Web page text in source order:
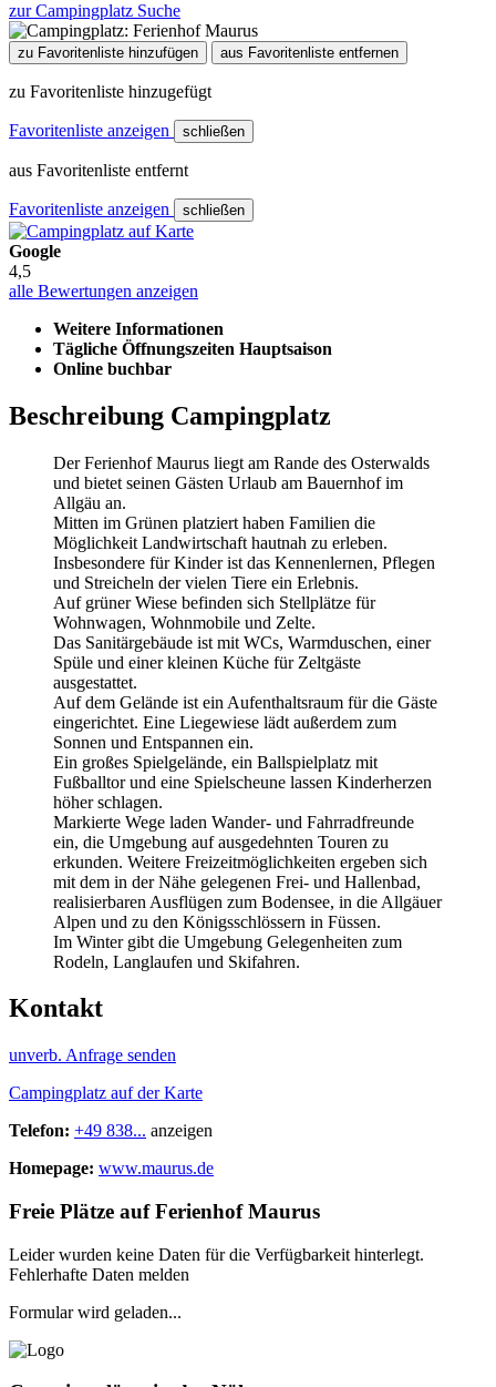
zur Campingplatz Suche
zu Favoritenliste hinzufügen aus Favoritenliste entfernen
zu Favoritenliste hinzugefügt
Favoritenliste anzeigen schließen
aus Favoritenliste entfernt
Favoritenliste anzeigen schließen
Google
4,5
alle Bewertungen anzeigen
Weitere Informationen
Tägliche Öffnungszeiten Hauptsaison
Online buchbar
Beschreibung Campingplatz
Der Ferienhof Maurus liegt am Rande des Osterwalds
und bietet seinen Gästen Urlaub am Bauernhof im
Allgäu an.
Mitten im Grünen platziert haben Familien die
Möglichkeit Landwirtschaft hautnah zu erleben.
Insbesondere für Kinder ist das Kennenlernen, Pflegen
und Streicheln der vielen Tiere ein Erlebnis.
Auf grüner Wiese befinden sich Stellplätze für
Wohnwagen, Wohnmobile und Zelte.
Das Sanitärgebäude ist mit WCs, Warmduschen, einer
Spüle und einer kleinen Küche für Zeltgäste
ausgestattet.
Auf dem Gelände ist ein Aufenthaltsraum für die Gäste
eingerichtet. Eine Liegewiese lädt außerdem zum
Sonnen und Entspannen ein.
Ein großes Spielgelände, ein Ballspielplatz mit
Fußballtor und eine Spielscheune lassen Kinderherzen
höher schlagen.
Markierte Wege laden Wander- und Fahrradfreunde
ein, die Umgebung auf ausgedehnten Touren zu
erkunden. Weitere Freizeitmöglichkeiten ergeben sich
mit dem in der Nähe gelegenen Frei- und Hallenbad,
realisierbaren Ausflügen zum Bodensee, in die Allgäuer
Alpen und zu den Königsschlössern in Füssen.
Im Winter gibt die Umgebung Gelegenheiten zum
Rodeln, Langlaufen und Skifahren.
Kontakt
unverb. Anfrage senden
Campingplatz auf der Karte
Telefon: +49 838... anzeigen
Homepage: www.maurus.de
Freie Plätze auf Ferienhof Maurus
Leider wurden keine Daten für die Verfügbarkeit hinterlegt.
Fehlerhafte Daten melden
Formular wird geladen...